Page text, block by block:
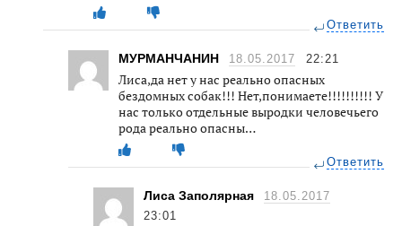
Ответить
МУРМАНЧАНИН 18.05.2017 22:21
Лиса,да нет у нас реально опасных
бездомных собак!!! Нет,понимаете!!!!!!!!!! У
нас только отдельные выродки человечьего
рода реально опасны…
Ответить
Лиса Заполярная
18.05.2017
23:01